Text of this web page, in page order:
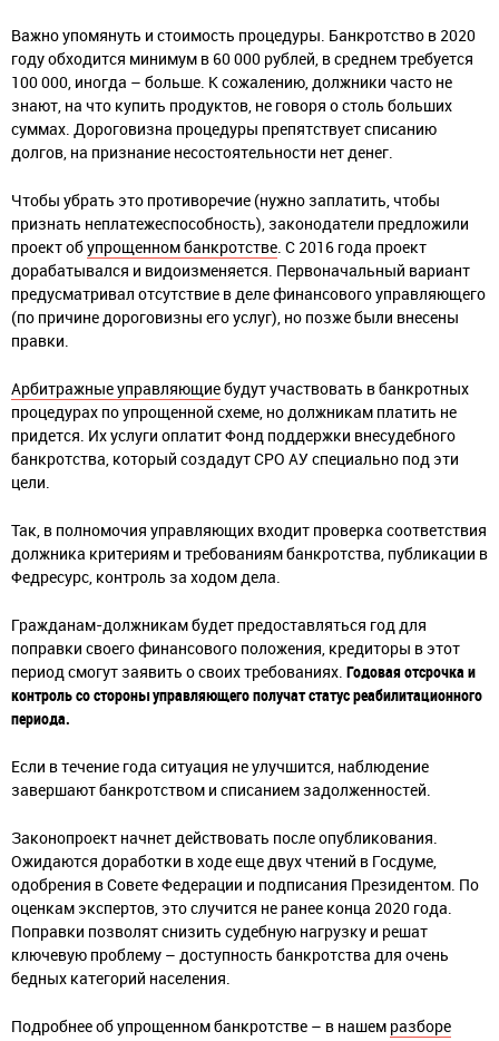
Важно упомянуть и стоимость процедуры. Банкротство в 2020
году обходится минимум в 60 000 рублей, в среднем требуется
100 000, иногда – больше. К сожалению, должники часто не
знают, на что купить продуктов, не говоря о столь больших
суммах. Дороговизна процедуры препятствует списанию
долгов, на признание несостоятельности нет денег.
Чтобы убрать это противоречие (нужно заплатить, чтобы
признать неплатежеспособность), законодатели предложили
проект обупрощенном банкротстве. С 2016 года проект
дорабатывался и видоизменяется. Первоначальный вариант
предусматривал отсутствие в деле финансового управляющего
(по причине дороговизны его услуг), но позже были внесены
правки.
Арбитражные управляющиебудут участвовать в банкротных
процедурах по упрощенной схеме, но должникам платить не
придется. Их услуги оплатит Фонд поддержки внесудебного
банкротства, который создадут СРО АУ специально под эти
цели.
Так, в полномочия управляющих входит проверка соответствия
должника критериям и требованиям банкротства, публикации в
Федресурс, контроль за ходом дела.
Гражданам-должникам будет предоставляться год для
поправки своего финансового положения, кредиторы в этот
период смогут заявить о своих требованиях. Годовая отсрочка и
контроль со стороны управляющего получат статус реабилитационного
периода.
Если в течение года ситуация не улучшится, наблюдение
завершают банкротством и списанием задолженностей.
Законопроект начнет действовать после опубликования.
Ожидаются доработки в ходе еще двух чтений в Госдуме,
одобрения в Совете Федерации и подписания Президентом. По
оценкам экспертов, это случится не ранее конца 2020 года.
Поправки позволят снизить судебную нагрузку и решат
ключевую проблему – доступность банкротства для очень
бедных категорий населения.
Подробнее об упрощенном банкротстве – в нашем разборе